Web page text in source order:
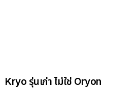
Kryo รุ่นเก่า ไม่ใช่ Oryon